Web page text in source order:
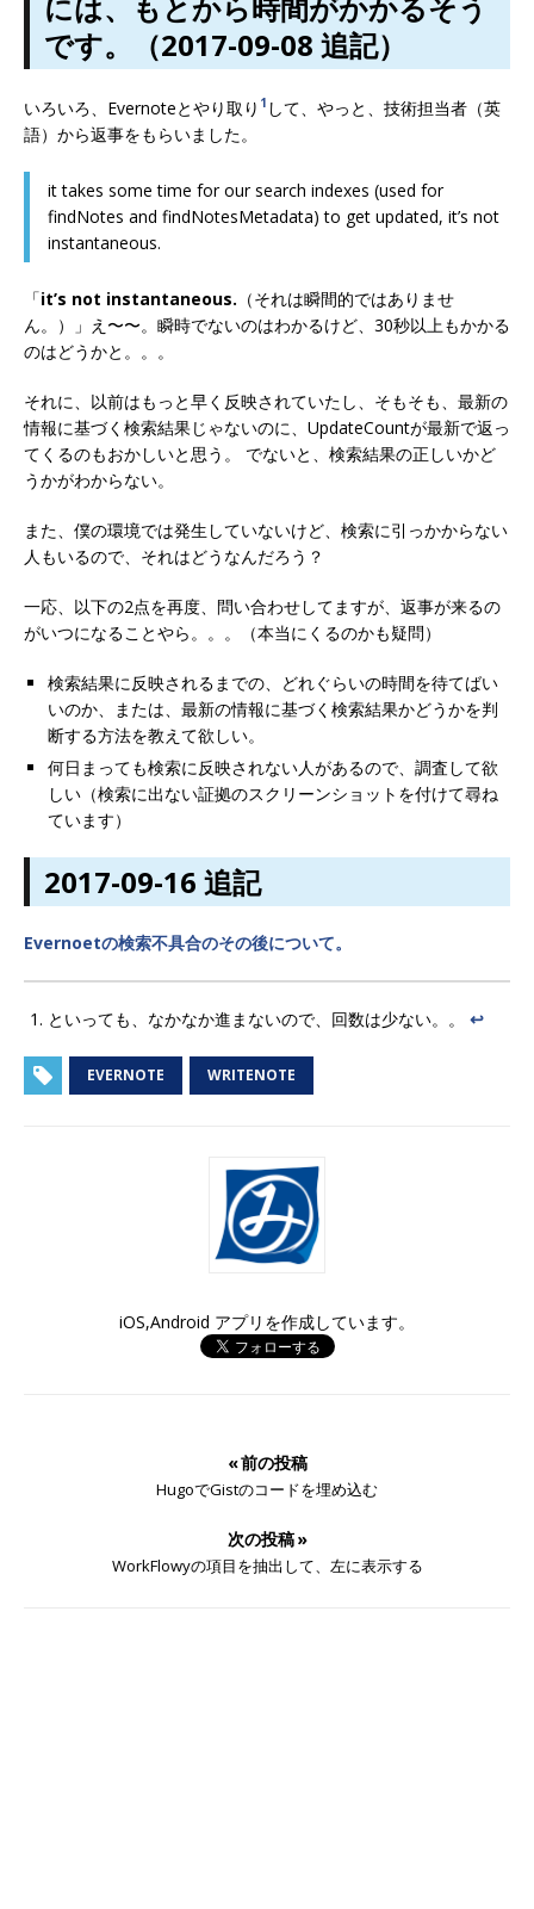
です。（2017-09-08 追記）
いろいろ、Evernoteとやり取り 1 して、やっと、技術担当者（英
語）から返事をもらいました。
it takes some time for our search indexes (used for
findNotes and findNotesMetadata) to get updated, it’s not
instantaneous.
「it’s not instantaneous. （それは瞬間的ではありませ
ん。）」え〜〜。瞬時でないのはわかるけど、30秒以上もかかる
のはどうかと。。。
それに、以前はもっと早く反映されていたし、そもそも、最新の
情報に基づく検索結果じゃないのに、UpdateCountが最新で返っ
てくるのもおかしいと思う。 でないと、検索結果の正しいかど
うかがわからない。
また、僕の環境では発生していないけど、検索に引っかからない
人もいるので、それはどうなんだろう？
一応、以下の2点を再度、問い合わせしてますが、返事が来るの
がいつになることやら。。。（本当にくるのかも疑問）
検索結果に反映されるまでの、どれぐらいの時間を待てばい
いのか、または、最新の情報に基づく検索結果かどうかを判
断する方法を教えて欲しい。
何日まっても検索に反映されない人があるので、調査して欲
しい（検索に出ない証拠のスクリーンショットを付けて尋ね
ています）
2017-09-16 追記
Evernoetの検索不具合のその後について。
といっても、なかなか進まないので、回数は少ない。。 ↩︎
EVERNOTE WRITENOTE
iOS,Android アプリを作成しています。
« 前の投稿
HugoでGistのコードを埋め込む
次の投稿 »
WorkFlowyの項目を抽出して、左に表示する